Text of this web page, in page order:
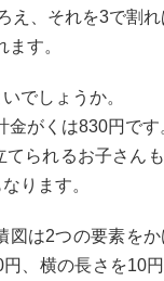
、それを3で割
す。
でしょうか。
がくは830円で
られるお子さん
ります。
は2つの要素を
、横の長さを10